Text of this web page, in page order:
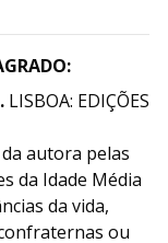
LISBOA: EDIÇÕES
autora pelas
da Idade Média
da vida,
ou